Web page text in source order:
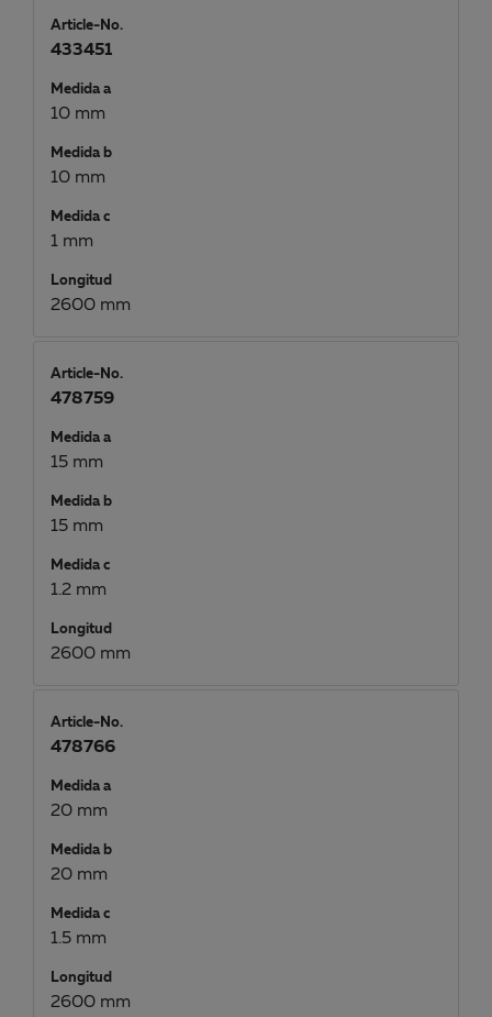
Article-No.
433451
Medida a
10 mm
Medida b
10 mm
Medida c
1 mm
Longitud
2600 mm
Article-No.
478759
Medida a
15 mm
Medida b
15 mm
Medida c
1.2 mm
Longitud
2600 mm
Article-No.
478766
Medida a
20 mm
Medida b
20 mm
Medida c
1.5 mm
Longitud
2600 mm